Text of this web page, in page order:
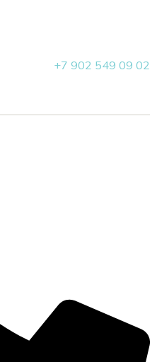
+7 902 549 09 02